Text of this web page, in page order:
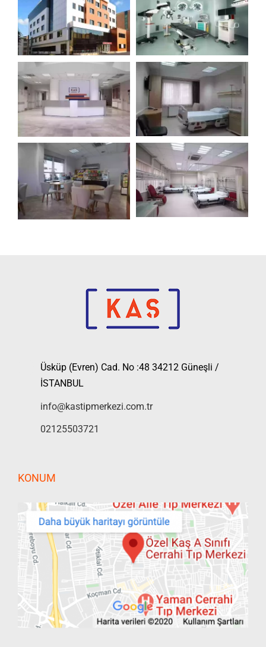
Üsküp (Evren) Cad. No :48 34212 Güneşli /
İSTANBUL
info@kastipmerkezi.com.tr
02125503721
KONUM